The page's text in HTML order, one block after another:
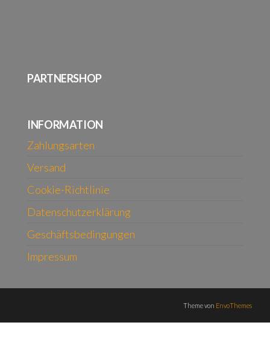
PARTNERSHOP
INFORMATION
Zahlungsarten
Versand
Cookie-Richtlinie
Datenschutzerklärung
Geschäftsbedingungen
Impressum
Theme von EnvoThemes